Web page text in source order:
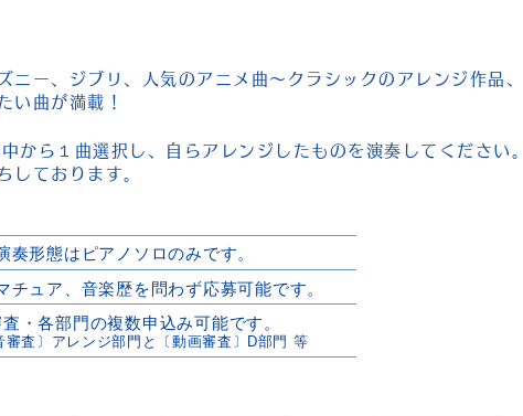
ニー、ジブリ、人気のアニメ曲～クラシックのアレンジ作品、
い曲が満載！
から１曲選択し、自らアレンジしたものを演奏してください。
しております。
奏形態はピアノソロのみです。
チュア、音楽歴を問わず応募可能です。
・各部門の複数申込み可能です。
審査〕アレンジ部門と〔動画審査〕D部門 等